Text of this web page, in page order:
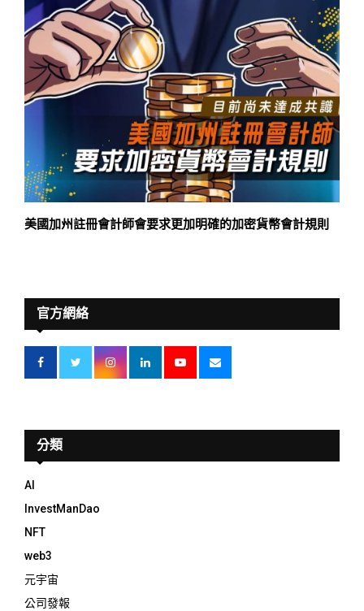
美國加州註冊會計師會要求更加明確的加密貨幣會計規則
官方網絡
分類
AI
InvestManDao
NFT
web3
元宇宙
公司發報